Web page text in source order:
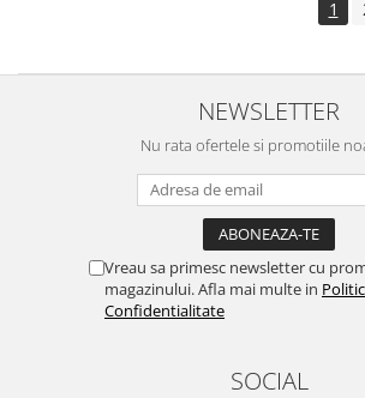
1
NEWSLETTER
Nu rata ofertele si promotiile
Vreau sa primesc newsletter cu
magazinului. Afla mai multe in
Confidentialitate
SOCIAL